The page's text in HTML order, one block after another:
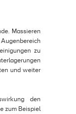
Massieren
zu
und weiter
den
zum Beispiel